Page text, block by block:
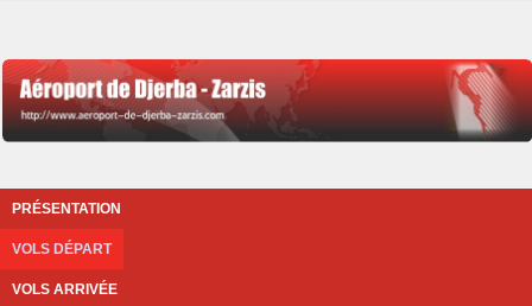
PRÉSENTATION
VOLS DÉPART
VOLS ARRIVÉE